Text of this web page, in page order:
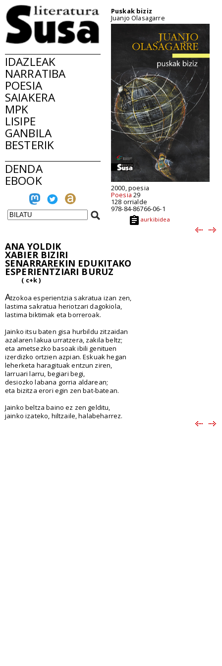
IDAZLEAK
NARRATIBA
POESIA
SAIAKERA
MPK
LISIPE
GANBILA
BESTERIK
DENDA
EBOOK
Puskak biziz
Juanjo Olasagarre
2000, poesia
Poesia 29
128 orrialde
978-84-86766-06-1
aurkibidea
ANA YOLDIK
XABIER BIZIRI
SENARRAREKIN EDUKITAKO
ESPERIENTZIARI BURUZ
( c+k )
Atzokoa esperientzia sakratua izan zen,
lastima sakratua heriotzari dagokiola,
lastima biktimak eta borreroak.
Jainko itsu baten gisa hurbildu zitzaidan
azalaren lakua urratzera, zakila beltz;
eta ametsezko basoak ibili genituen
izerdizko ortzien azpian. Eskuak hegan
leherketa haragituak entzun ziren,
larruari larru, begiari begi,
desiozko labana gorria aldarean;
eta bizitza erori egin zen bat-batean.
Jainko beltza baino ez zen gelditu,
jainko izateko, hiltzaile, halabeharrez.